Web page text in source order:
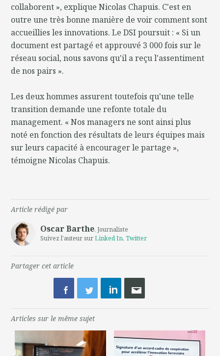
collaborent », explique Nicolas Chapuis. C'est en
outre une très bonne manière de voir comment sont
accueillies les innovations. Le DSI poursuit : « Si un
document est partagé et approuvé 3 000 fois sur le
réseau social, nous savons qu'il a reçu l'assentiment
de nos pairs ».
Les deux hommes assurent toutefois qu'une telle
transition demande une refonte totale du
management. « Nos managers ne sont ainsi plus
noté en fonction des résultats de leurs équipes mais
sur leurs capacité à encourager le partage »,
témoigne Nicolas Chapuis.
Article rédigé par
Oscar Barthe, Journaliste
Suivez l'auteur surLinked In,Twitter
Partager cet article
Articles sur le même sujet